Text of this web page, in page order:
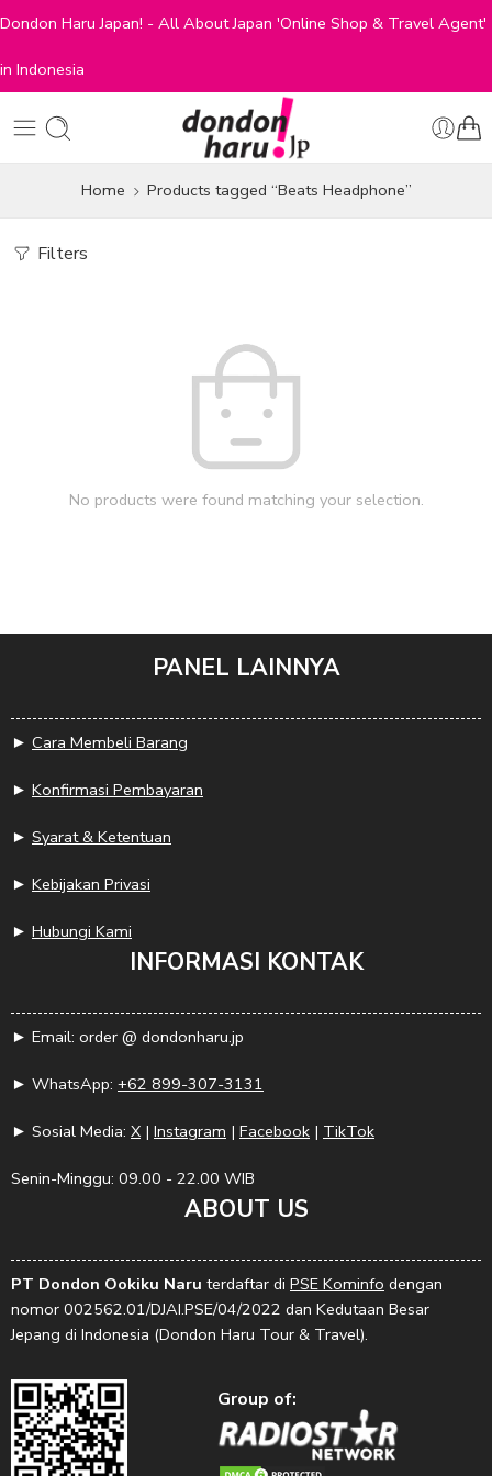
Dondon Haru Japan! - All About Japan 'Online Shop & Travel Agent'
in Indonesia
Home Products tagged “Beats Headphone”
Filters
No products were found matching your selection.
PANEL LAINNYA
► Cara Membeli Barang
► Konfirmasi Pembayaran
► Syarat & Ketentuan
► Kebijakan Privasi
► Hubungi Kami
INFORMASI KONTAK
► Email: order @ dondonharu.jp
► WhatsApp: +62 899-307-3131
► Sosial Media: X | Instagram | Facebook | TikTok
Senin-Minggu: 09.00 - 22.00 WIB
ABOUT US
PT Dondon Ookiku Naru terdaftar di PSE Kominfo dengan
nomor 002562.01/DJAI.PSE/04/2022 dan Kedutaan Besar
Jepang di Indonesia (Dondon Haru Tour & Travel).
Group of: